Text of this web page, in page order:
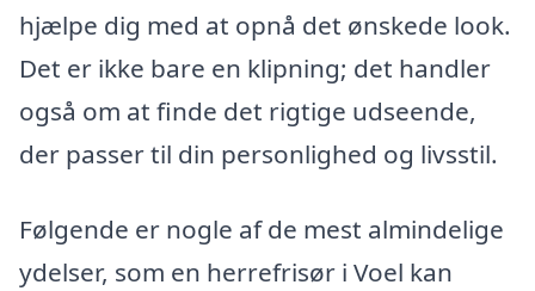
hjælpe dig med at opnå det ønskede look.
Det er ikke bare en klipning; det handler
også om at finde det rigtige udseende,
der passer til din personlighed og livsstil.
Følgende er nogle af de mest almindelige
ydelser, som en herrefrisør i Voel kan